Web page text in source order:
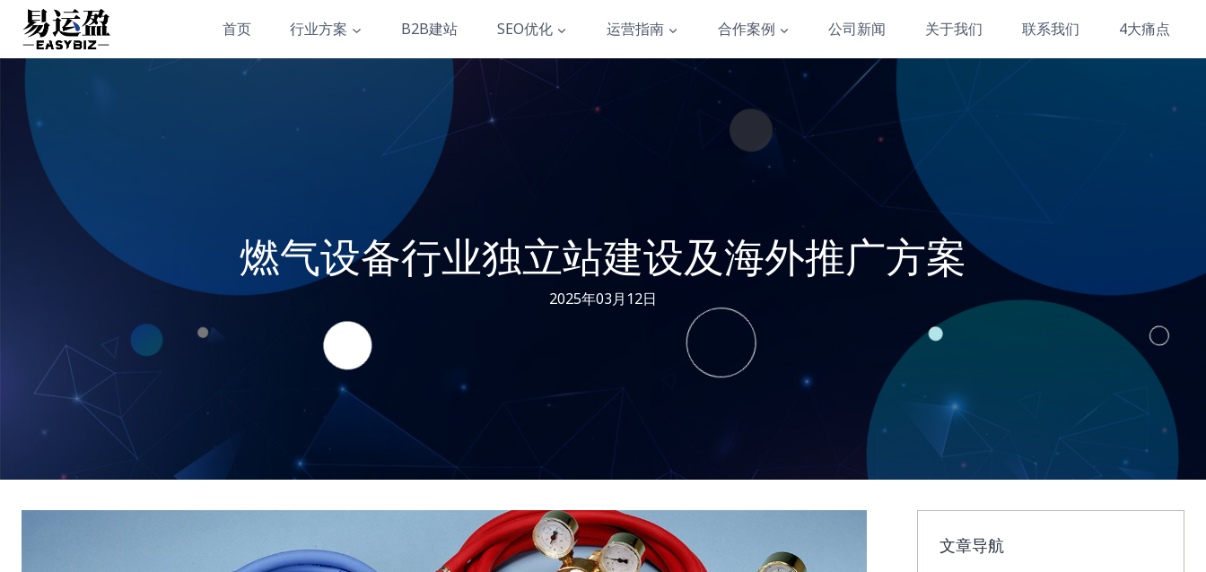
Skip
content
首页 行业方案 B2B建站 SEO优化 运营指南 合作案例 公司新闻 关于我们 联系我们 4大痛点
燃气设备行业独立站建设及海外推广方案
2025年03月12日
文章导航